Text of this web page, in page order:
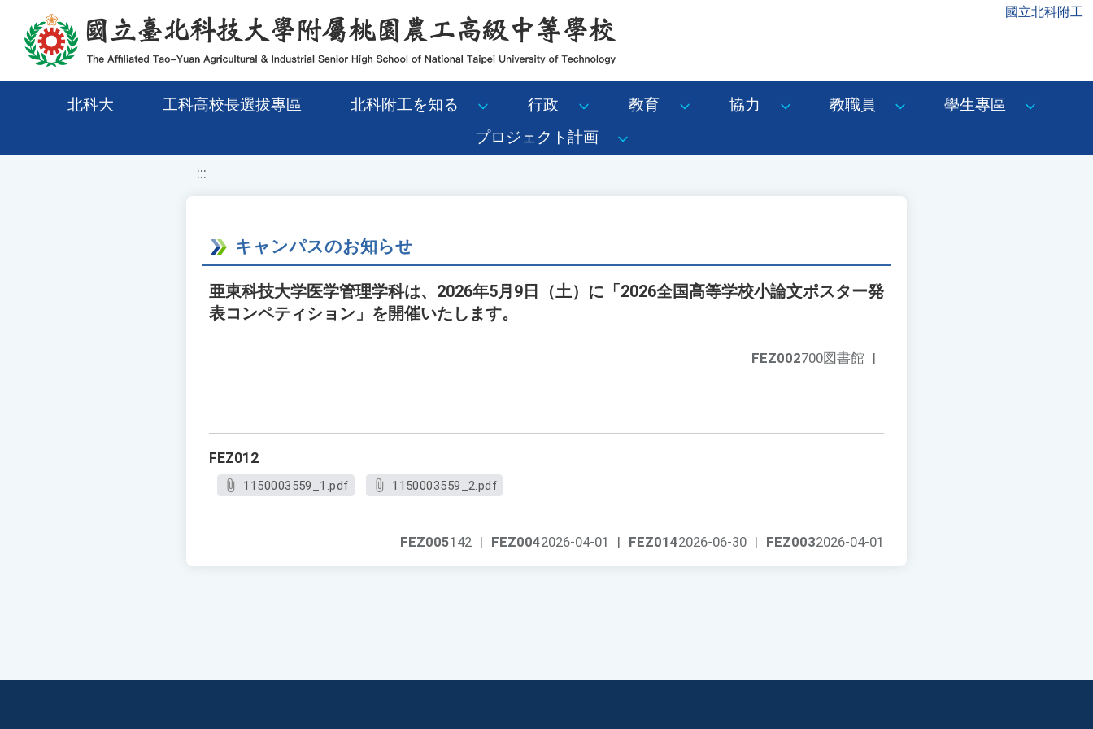
移至網頁之主要內容區位置 國立北科附工
北科大 工科高校長選拔專區 北科附工を知る 行政 教育 協力 教職員
學生專區
プロジェクト計画
:::
キャンパスのお知らせ
亜東科技大学医学管理学科は、2026年5月9日（土）に「2026全国高等学校小論文ポスター発
表コンペティション」を開催いたします。
FEZ002700図書館 |
FEZ012
1150003559_1.pdf 1150003559_2.pdf
FEZ0032026-04-01
FEZ0142026-06-30 |
FEZ0042026-04-01 |
FEZ005142 |